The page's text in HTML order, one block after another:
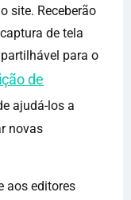
site. Receberão
de tela
para o
de
ajudá-los a
novas
aos editores